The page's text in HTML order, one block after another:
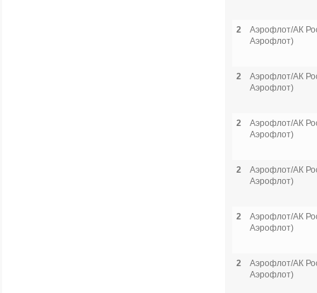
2
Аэрофлот/АК
Аэрофлот)
2
Аэрофлот/АК
Аэрофлот)
2
Аэрофлот/АК
Аэрофлот)
2
Аэрофлот/АК
Аэрофлот)
2
Аэрофлот/АК
Аэрофлот)
2
Аэрофлот/АК
Аэрофлот)